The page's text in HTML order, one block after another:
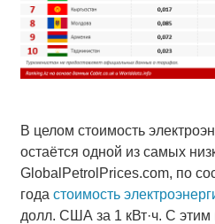
В целом стоимость
остаётся одной из самых
GlobalPetrolPrices.com, по
года стоимость
долл. США за 1 кВт·ч. С этим